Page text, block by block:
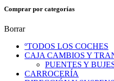
Comprar por categorías
Borrar
ºTODOS LOS COCHES
CAJA CAMBIOS Y
PUENTES Y
CARROCERÍA